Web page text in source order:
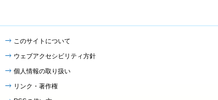
このサイトについて
ウェブアクセシビリティ方針
個人情報の取り扱い
リンク・著作権